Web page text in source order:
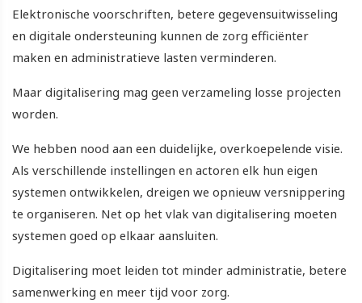
Elektronische voorschriften, betere gegevensuitwisseling
en digitale ondersteuning kunnen de zorg efficiënter
maken en administratieve lasten verminderen.
Maar digitalisering mag geen verzameling losse projecten
worden.
We hebben nood aan een duidelijke, overkoepelende visie.
Als verschillende instellingen en actoren elk hun eigen
systemen ontwikkelen, dreigen we opnieuw versnippering
te organiseren. Net op het vlak van digitalisering moeten
systemen goed op elkaar aansluiten.
Digitalisering moet leiden tot minder administratie, betere
samenwerking en meer tijd voor zorg.